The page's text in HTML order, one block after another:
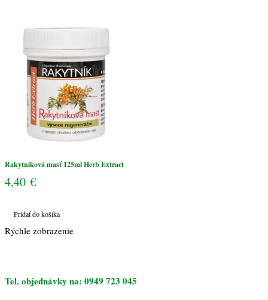
Rakytníková masť 125ml Herb Extract
4,40 €
Pridať do košíka
Rýchle zobrazenie
Tel. objednávky na: 0949 723 045